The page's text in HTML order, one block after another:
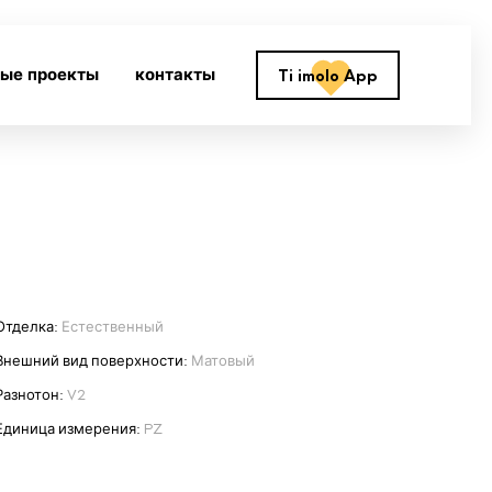
проекты контакты Ti imolo App
Естественный
вид поверхности: Матовый
V2
измерения: PZ